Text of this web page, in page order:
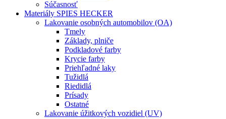
Súčasnosť
Materiály SPIES HECKER
Lakovanie osobných automobilov (OA)
Tmely
Základy, plniče
Podkladové farby
Krycie farby
Priehľadné laky
Tužidlá
Riedidlá
Prísady
Ostatné
Lakovanie úžitkových vozidiel (UV)